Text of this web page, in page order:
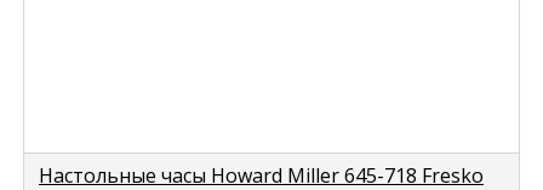
Настольные часы Howard Miller 645-718 Fresko